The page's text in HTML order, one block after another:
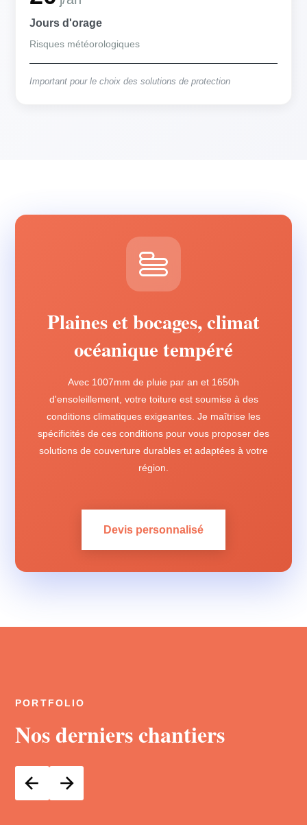
Jours d'orage
Risques météorologiques
Important pour le choix des solutions de protection
Plaines et bocages, climat
océanique tempéré
Avec 1007mm de pluie par an et 1650h
d'ensoleillement, votre toiture est soumise à des
conditions climatiques exigeantes. Je maîtrise les
spécificités de ces conditions pour vous proposer des
solutions de couverture durables et adaptées à votre
région.
Devis personnalisé
PORTFOLIO
Nos derniers chantiers